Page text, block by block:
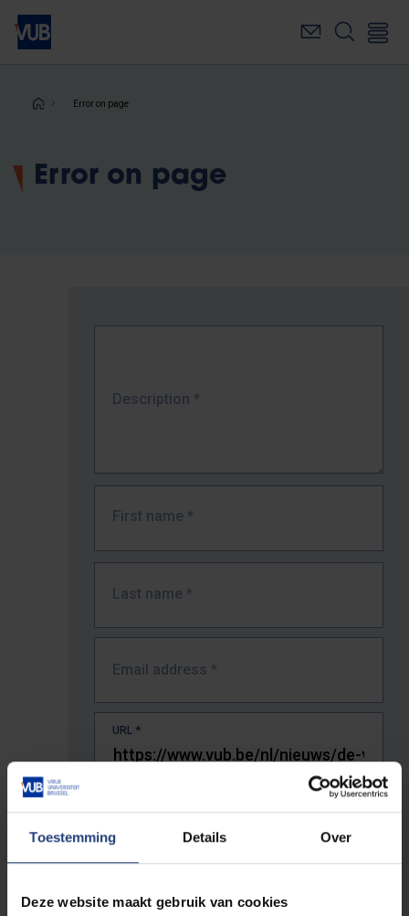
Toestemming Details Over
Deze website maakt gebruik van cookies
Skip
main
Breadcrumb
Error on page
Error on page
Description *
First name *
Last name *
Email address *
URL *
The full URL of the page where you encountered the error.